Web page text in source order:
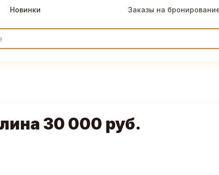
Новинки Заказы на
30 000 руб.